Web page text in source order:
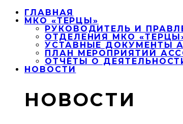
ГЛАВНАЯ
МКО «ТЕРЦЫ»
РУКОВОДИТЕЛЬ И
ОТДЕЛЕНИЯ МКО
УСТАВНЫЕ ДОКУМЕНТЫ
ПЛАН МЕРОПРИЯТИЙ
ОТЧЁТЫ О
НОВОСТИ
НОВОСТИ